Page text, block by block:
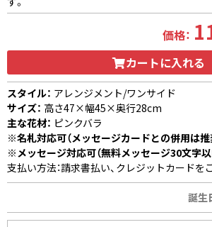
価格：
カートに入れる
スタイル： アレンジメント/ワンサイド
サイズ： 高さ47×幅45×奥行28cm
主な花材： ピンクバラ
※名札対応可（メッセージカードとの併用は推
※メッセージ対応可（無料メッセージ30文字以
支払い方法：請求書払い、クレジットカードを
誕生